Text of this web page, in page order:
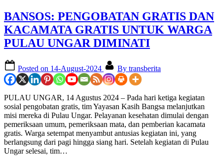
BANSOS: PENGOBATAN GRATIS DAN
KACAMATA GRATIS UNTUK WARGA
PULAU UNGAR DIMINATI
Posted on 14-August-2024 By transberita
PULAU UNGAR, 14 Agustus 2024 – Pada hari ketiga kegiatan
sosial pengobatan gratis, tim Yayasan Kasih Bangsa melanjutkan
misi mereka di Pulau Ungar. Pelayanan kesehatan dimulai dengan
pemeriksaan umum, pemeriksaan mata, dan pemberian kacamata
gratis. Warga setempat menyambut antusias kegiatan ini, yang
berlangsung dari pagi hingga siang hari. Setelah kegiatan di Pulau
Ungar selesai, tim…